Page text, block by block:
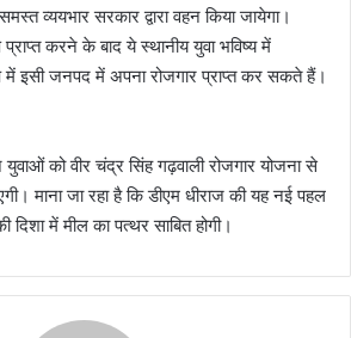
व्ययभार सरकार द्वारा वहन किया जायेगा।
करने के बाद ये स्थानीय युवा भविष्य में
में इसी जनपद में अपना रोजगार प्राप्त कर सकते हैं।
को वीर चंद्र सिंह गढ़वाली रोजगार योजना से
माना जा रहा है कि डीएम धीराज की यह नई पहल
दिशा में मील का पत्थर साबित होगी।